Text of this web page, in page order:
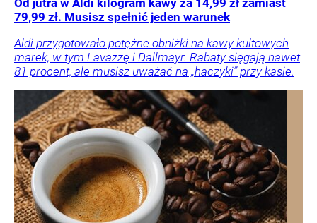
Od jutra w Aldi kilogram kawy za 14,99 zł zamiast
79,99 zł. Musisz spełnić jeden warunek
Aldi przygotowało potężne obniżki na kawy kultowych
marek, w tym Lavazzę i Dallmayr. Rabaty sięgają nawet
81 procent, ale musisz uważać na „haczyki” przy kasie.